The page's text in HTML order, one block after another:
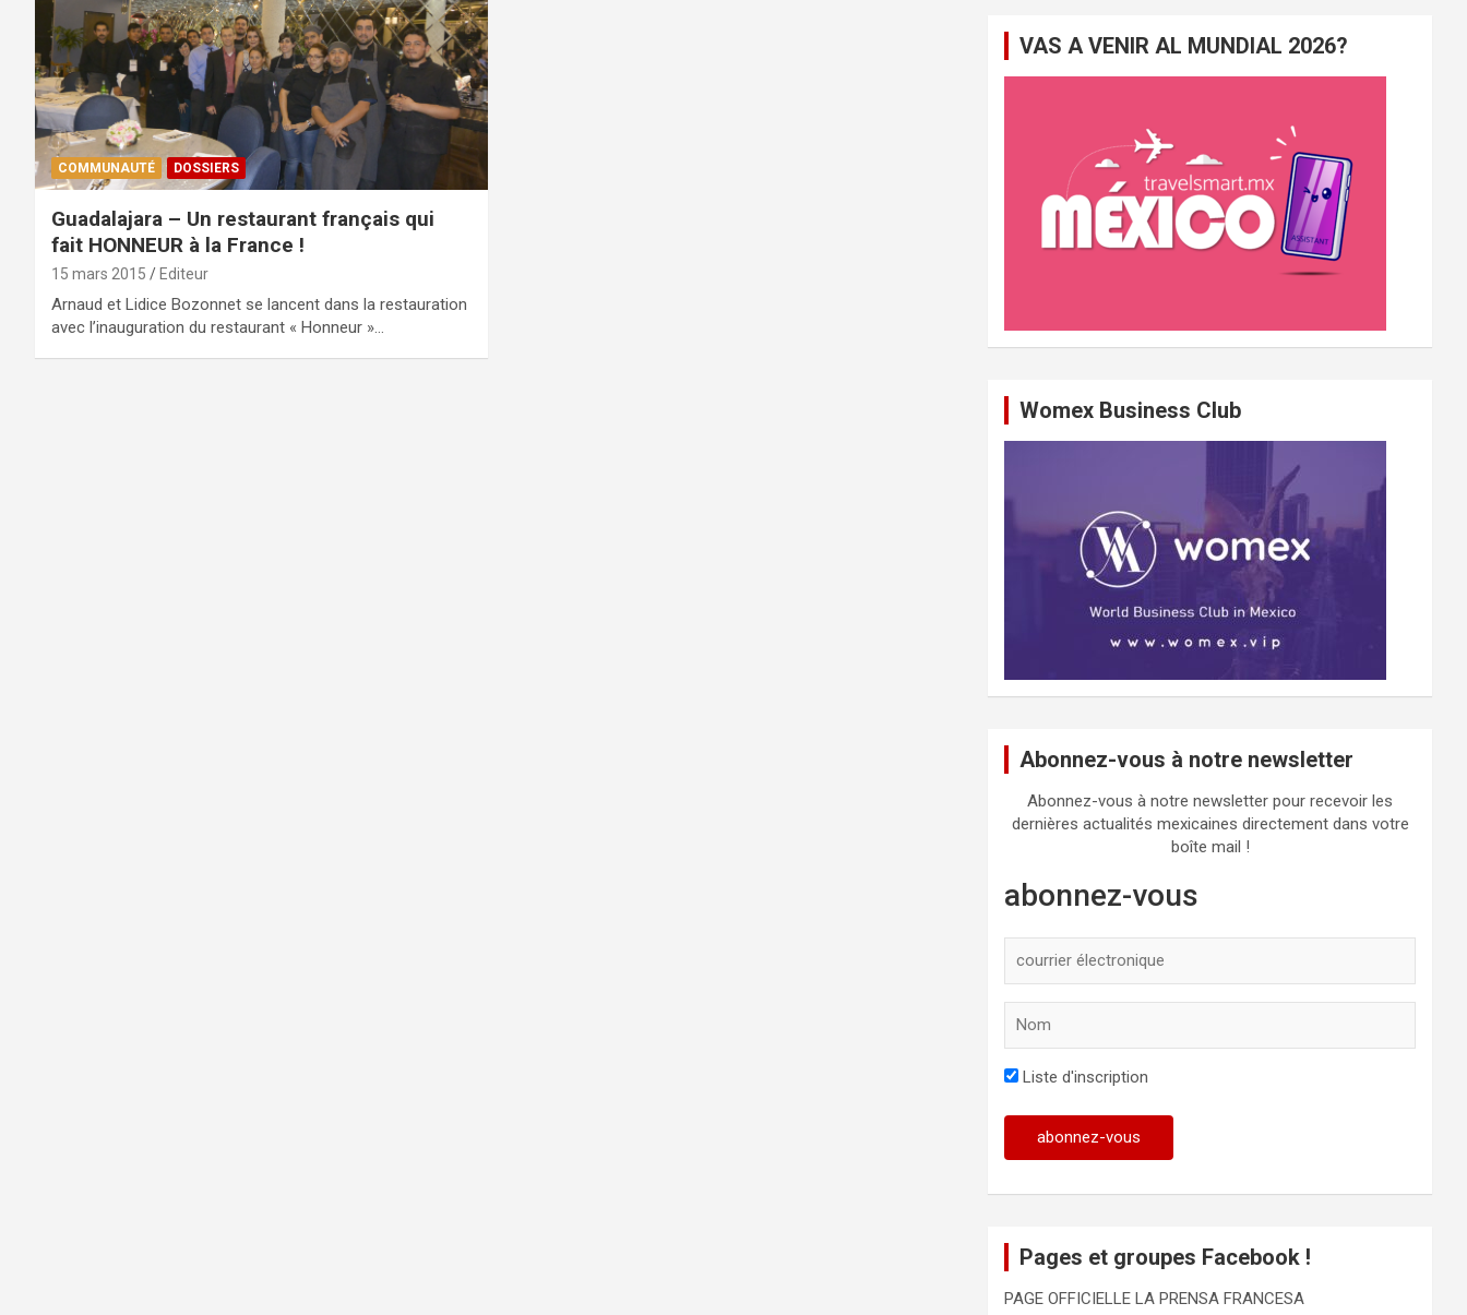
COMMUNAUTÉ DOSSIERS
Guadalajara – Un restaurant français qui
fait HONNEUR à la France !
15 mars 2015 Editeur
Arnaud et Lidice Bozonnet se lancent dans la restauration
avec l’inauguration du restaurant « Honneur »…
c
VAS A VENIR AL MUNDIAL 2026?
Womex Business Club
Abonnez-vous à notre newsletter
Abonnez-vous à notre newsletter pour recevoir les
dernières actualités mexicaines directement dans votre
boîte mail !
abonnez-vous
Liste d'inscription
Pages et groupes Facebook !
PAGE OFFICIELLE LA PRENSA FRANCESA